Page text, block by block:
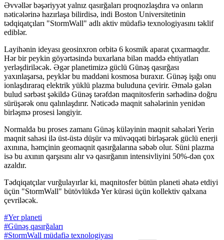
Əvvəllər bəşəriyyət yalnız qasırğaları proqnozlaşdıra və onların
nəticələrinə hazırlaşa bilirdisə, indi Boston Universitetinin
tədqiqatçıları "StormWall" adlı aktiv müdafiə texnologiyasını təklif
ediblər.
Layihənin ideyası geosinxron orbitə 6 kosmik aparat çıxarmaqdır.
Hər bir peykin göyərtəsində buxarlana bilən maddə ehtiyatları
yerləşdiriləcək. Əgər planetimizə güclü Günəş qasırğası
yaxınlaşarsa, peyklər bu maddəni kosmosa buraxır. Günəş işığı onu
ionlaşdıraraq elektrik yüklü plazma buluduna çevirir. Əmələ gələn
bulud sərbəst şəkildə Günəş tərəfdən maqnitosferin sərhədinə doğru
sürüşərək onu qalınlaşdırır. Nəticədə maqnit sahələrinin yenidən
birləşmə prosesi ləngiyir.
Normalda bu proses zamanı Günəş küləyinin maqnit sahələri Yerin
maqnit sahəsi ilə üst-üstə düşür və müvəqqəti birləşərək güclü enerji
axınına, həmçinin geomaqnit qasırğalarına səbəb olur. Süni plazma
isə bu axının qarşısını alır və qasırğanın intensivliyini 50%-dən çox
azaldır.
Tədqiqatçılar vurğulayırlar ki, maqnitosfer bütün planeti əhatə etdiyi
üçün "StormWall" bütövlükdə Yer kürəsi üçün kollektiv qalxana
çevriləcək.
#Yer planeti
#Günəş qasırğaları
#StormWall müdafiə texnologiyası